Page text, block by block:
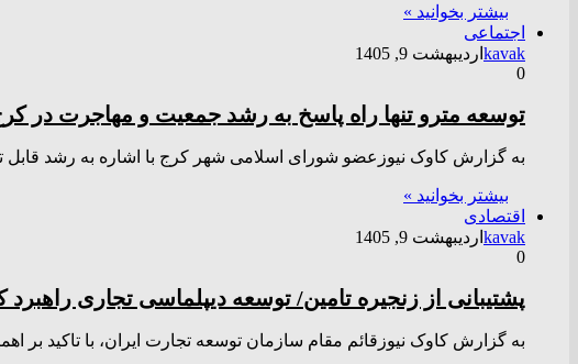
بیشتر بخوانید »
اجتماعی
kavak اردیبهشت 9, 1405
0
توسعه مترو تنها راه پاسخ به رشد جمعیت و مهاجرت در
به گزارش کاوک نیوزعضو شورای اسلامی شهر کرج با اشاره به رشد
بیشتر بخوانید »
اقتصادی
kavak اردیبهشت 9, 1405
0
پشتیبانی از زنجیره تامین/ توسعه دیپلماسی تجاری
به گزارش کاوک نیوزقائم مقام سازمان توسعه تجارت ایران، با تاکید